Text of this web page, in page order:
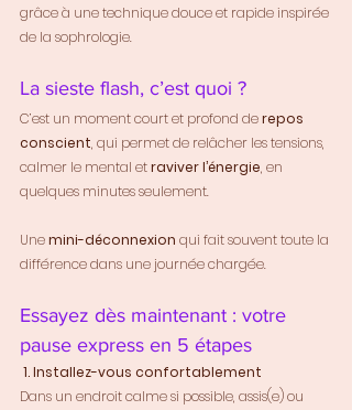
grâce à une technique douce et rapide inspirée
de la sophrologie.
La sieste flash, c’est quoi ?
C’est un moment court et profond de repos
conscient, qui permet de relâcher les tensions,
calmer le mental et raviver l’énergie, en
quelques minutes seulement.
Une mini-déconnexion qui fait souvent toute la
différence dans une journée chargée.
Essayez dès maintenant : votre
pause express en 5 étapes
1. Installez-vous confortablement
Dans un endroit calme si possible, assis(e) ou